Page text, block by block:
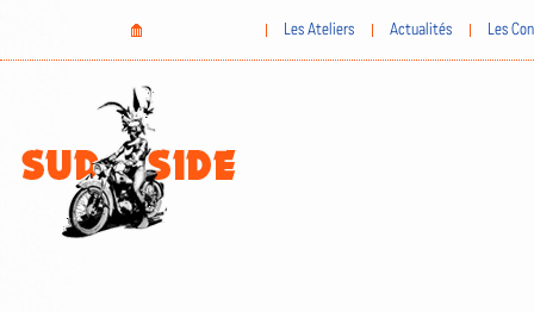
contenu
Home
Les Ateliers Actualités Les